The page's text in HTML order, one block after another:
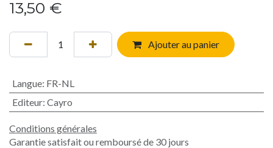
13,50 €
Ajouter au panier
Langue: FR-NL
Editeur: Cayro
Conditions générales
Garantie satisfait ou remboursé de 30 jours